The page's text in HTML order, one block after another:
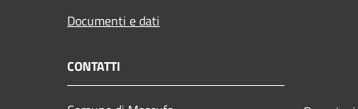
Documenti e dati
CONTATTI